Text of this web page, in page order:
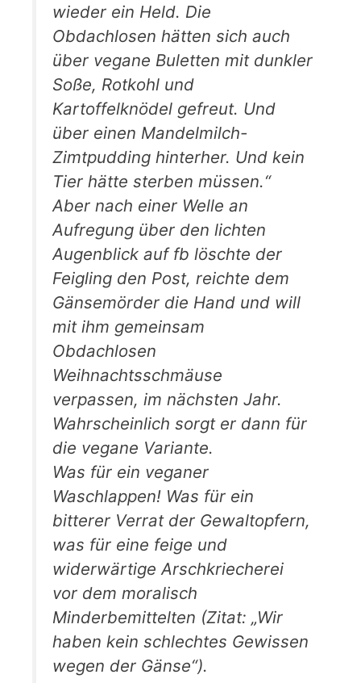
wieder ein Held. Die
Obdachlosen hätten sich auch
über vegane Buletten mit dunkler
Soße, Rotkohl und
Kartoffelknödel gefreut. Und
über einen Mandelmilch-
Zimtpudding hinterher. Und kein
Tier hätte sterben müssen.“
Aber nach einer Welle an
Aufregung über den lichten
Augenblick auf fb löschte der
Feigling den Post, reichte dem
Gänsemörder die Hand und will
mit ihm gemeinsam
Obdachlosen
Weihnachtsschmäuse
verpassen, im nächsten Jahr.
Wahrscheinlich sorgt er dann für
die vegane Variante.
Was für ein veganer
Waschlappen! Was für ein
bitterer Verrat der Gewaltopfern,
was für eine feige und
widerwärtige Arschkriecherei
vor dem moralisch
Minderbemittelten (Zitat: „Wir
haben kein schlechtes Gewissen
wegen der Gänse“).